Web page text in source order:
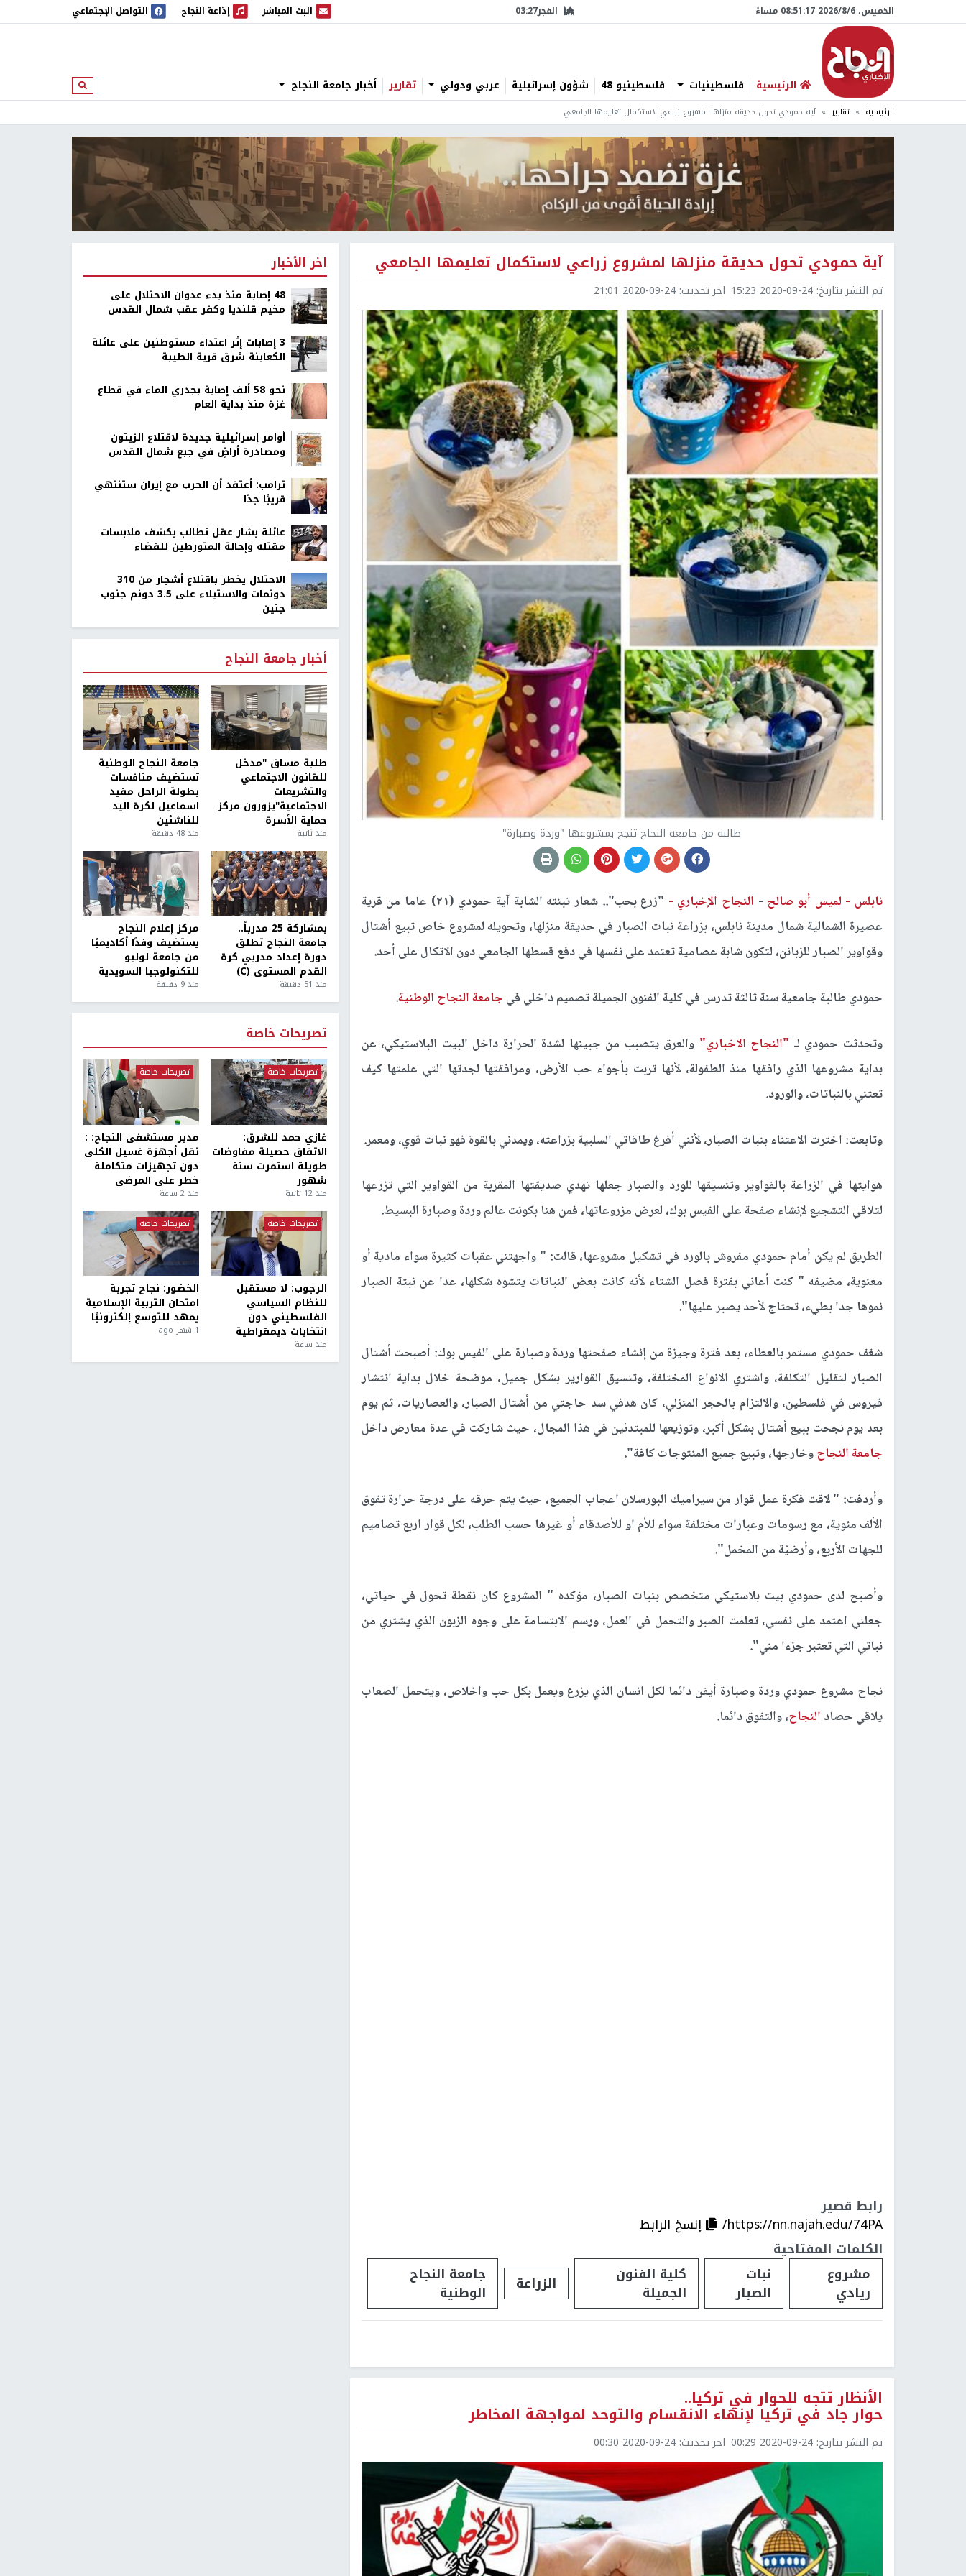
الخميس، 6/‏8/‏2026 08:51:18 مساءً الفجر03:27 البث المباشر
البث المباشر إذاعة النجاح
إذاعة النجاح التواصل الإجتماعي
الرئيسية فلسطينيات فلسطينيو 48 شؤون إسرائيلية عربي ودولي تقارير أخبار جامعة النجاح ابحث
الرئيسية تقارير آية حمودي تحول حديقة منزلها لمشروع زراعي لاستكمال تعليمها الجامعي
آية حمودي تحول حديقة منزلها لمشروع زراعي لاستكمال تعليمها الجامعي
تم النشر بتاريخ: 2020-09-24 15:23 اخر تحديث: 2020-09-24 21:01
طالبة من جامعة النجاح تنجح بمشروعها "وردة وصبارة"
نابلس - لميس أبو صالح - النجاح الإخباري -
"زرع بحب".. شعار تبنته الشابة آية حمودي (٢١) عاما من قرية
عصيرة الشمالية شمال مدينة نابلس، بزراعة نبات الصبار في حديقة منزلها، وتحويله لمشروع خاص تبيع أشتال
وقواوير الصبار للزبائن، لتكون شابة عصامية تعتمد على نفسها في دفع قسطها الجامعي دون الاتكال على أحد.
حمودي طالبة جامعية سنة ثالثة تدرس في كلية الفنون الجميلة تصميم داخلي في جامعة النجاح الوطنية.
وتحدثت حمودي لـ "النجاح الاخباري" والعرق يتصبب من جبينها لشدة الحرارة داخل البيت البلاستيكي، عن
بداية مشروعها الذي رافقها منذ الطفولة، لأنها تربت بأجواء حب الأرض، ومرافقتها لجدتها التي علمتها كيف
تعتني بالنباتات، والورود.
وتابعت: اخترت الاعتناء بنبات الصبار، لأنني أفرغ طاقاتي السلبية بزراعته، ويمدني بالقوة فهو نبات قوي، ومعمر.
هوايتها في الزراعة بالقواوير وتنسيقها للورد والصبار جعلها تهدي صديقتها المقربة من القواوير التي تزرعها
لتلاقي التشجيع لإنشاء صفحة على الفيس بوك، لعرض مزروعاتها، فمن هنا بكونت عالم وردة وصبارة البسيط.
الطريق لم يكن أمام حمودي مفروش بالورد في تشكيل مشروعها، قالت: " واجهتني عقبات كثيرة سواء مادية أو
معنوية، مضيفه " كنت أعاني بفترة فصل الشتاء لأنه كانت بعض النباتات يتشوه شكلها، عدا عن نبتة الصبار
نموها جدا بطيء، تحتاج لأحد يصبر عليها".
شغف حمودي مستمر بالعطاء، بعد فترة وجيزة من إنشاء صفحتها وردة وصبارة على الفيس بوك: أصبحت أشتال
الصبار لتقليل التكلفة، واشتري الانواع المختلفة، وتنسيق القوارير بشكل جميل، موضحة خلال بداية انتشار
فيروس في فلسطين، والالتزام بالحجر المنزلي، كان هدفي سد حاجتي من أشتال الصبار، والعصاريات، ثم يوم
بعد يوم نجحت ببيع أشتال بشكل أكبر، وتوزيعها للمبتدئين في هذا المجال، حيث شاركت في عدة معارض داخل
جامعة النجاحوخارجها، وتبيع جميع المنتوجات كافة".
وأردفت: " لاقت فكرة عمل قوار من سيراميك البورسلان اعجاب الجميع، حيث يتم حرقه على درجة حرارة تفوق
الألف مئوية، مع رسومات وعبارات مختلفة سواء للأم او للأصدقاء أو غيرها حسب الطلب، لكل قوار اربع تصاميم
للجهات الأربع، وأرضيّة من المخمل".
وأصبح لدى حمودي بيت بلاستيكي متخصص بنبات الصبار، مؤكده " المشروع كان نقطة تحول في حياتي،
جعلني اعتمد على نفسي، تعلمت الصبر والتحمل في العمل، ورسم الابتسامة على وجوه الزبون الذي يشتري من
نباتي التي تعتبر جزءا مني".
نجاح مشروع حمودي وردة وصبارة أيقن دائما لكل انسان الذي يزرع ويعمل بكل حب واخلاص، ويتحمل الصعاب
يلاقي حصاد النجاح، والتفوق دائما.
رابط قصير
https://nn.najah.edu/74PA/
إنسخ الرابط
الكلمات المفتاحية
مشروع
ريادي
نبات
الصبار
كلية الفنون
الجميلة الزراعة جامعة النجاح
الوطنية
الأنظار تتجه للحوار في تركيا..
حوار جاد في تركيا لإنهاء الانقسام والتوحد لمواجهة المخاطر
تم النشر بتاريخ: 2020-09-24 00:29 اخر تحديث: 2020-09-24 00:30
اخر الأخبار
48 إصابة منذ بدء عدوان الاحتلال على
مخيم قلنديا وكفر عقب شمال القدس
‏3 إصابات إثر اعتداء مستوطنين على عائلة
الكعابنة شرق قرية الطيبة
نحو 58 ألف إصابة بجدري الماء في قطاع
غزة منذ بداية العام
أوامر إسرائيلية جديدة لاقتلاع الزيتون
ومصادرة أراضٍ في جبع شمال القدس
ترامب: أعتقد أن الحرب مع إيران ستنتهي
قريبًا جدًا
عائلة بشار عقل تطالب بكشف ملابسات
مقتله وإحالة المتورطين للقضاء
الاحتلال يخطر باقتلاع أشجار من 310
دونمات والاستيلاء على 3.5 دونم جنوب
جنين
أخبار جامعة النجاح
طلبة مساق "مدخل
للقانون الاجتماعي
والتشريعات
الاجتماعية"يزورون مركز
حماية الأسرة
منذ ثانية
جامعة النجاح الوطنية
تستضيف منافسات
بطولة الراحل مفيد
اسماعيل لكرة اليد
للناشئين
منذ 48 دقيقة
بمشاركة 25 مدرباً..
جامعة النجاح تطلق
دورة إعداد مدربي كرة
القدم المستوى (C)
منذ 51 دقيقة
مركز إعلام النجاح
يستضيف وفدًا أكاديميًا
من جامعة لوليو
للتكنولوجيا السويدية
منذ 9 دقيقة
تصريحات خاصة
تصريحات خاصة
غازي حمد للشرق:
الاتفاق حصيلة مفاوضات
طويلة استمرت ستة
شهور
منذ 12 ثانية
تصريحات خاصة
مدير مستشفى النجاح: :
نقل أجهزة غسيل الكلى
دون تجهيزات متكاملة
خطر على المرضى
منذ 2 ساعة
تصريحات خاصة
الرجوب: لا مستقبل
للنظام السياسي
الفلسطيني دون
انتخابات ديمقراطية
منذ ساعة
تصريحات خاصة
الخضور: نجاح تجربة
امتحان التربية الإسلامية
يمهد للتوسع إلكترونيًا
1 شهر ago